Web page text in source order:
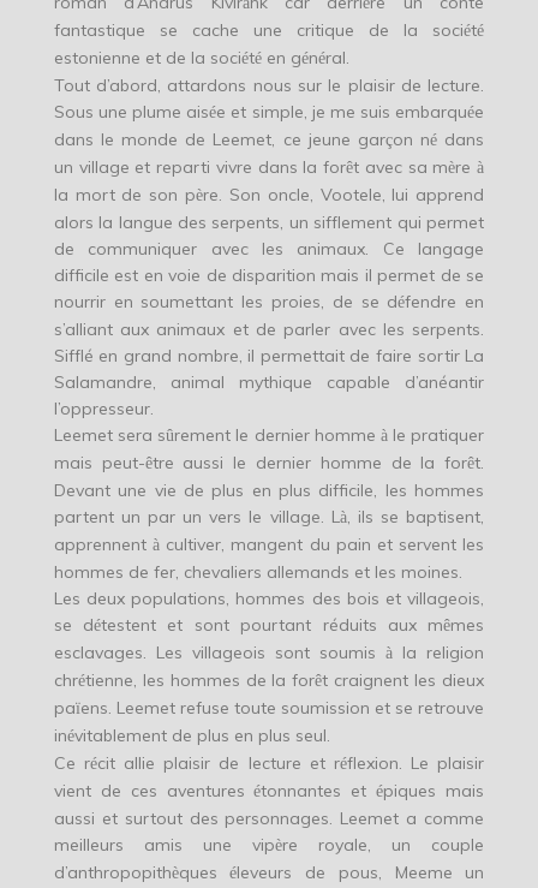
fantastique se cache une critique de la société
estonienne et de la sociétéen général.
Tout d’abord, attardons nous sur le plaisir de lecture.
Sous une plume aisée et simple, je me suis embarquée
dans le monde de Leemet, ce jeune garçon né dans
un village et reparti vivre dans la forêt avec sa mèreà
la mort de son père. Son oncle, Vootele, lui apprend
alors la langue des serpents, un sifflement qui permet
de communiquer avec les animaux. Ce langage
difficile est en voie de disparition mais il permet de se
nourrir en soumettant les proies, de se défendre en
s’alliant aux animaux et de parler avec les serpents.
Sifflé en grand nombre, il permettait de faire sortir La
Salamandre, animal mythique capable d’anéantir
l’oppresseur.
Leemet sera sûrement le dernier homme àle pratiquer
mais peut-être aussi le dernier homme de la forêt.
Devant une vie de plus en plus difficile, les hommes
partent un par un vers le village. Là, ils se baptisent,
apprennent àcultiver, mangent du pain et servent les
hommes de fer, chevaliers allemands et les moines.
Les deux populations, hommes des bois et villageois,
se détestent et sont pourtant réduits aux mêmes
esclavages. Les villageois sont soumisà la religion
chrétienne, les hommes de la forêt craignent les dieux
païens. Leemet refuse toute soumission et se retrouve
inévitablement de plus en plus seul.
Ce récit allie plaisir de lecture et réflexion. Le plaisir
vient de ces aventuresétonnantes etépiques mais
aussi et surtout des personnages. Leemet a comme
meilleurs amis une vipère royale, un couple
d’anthropopithèqueséleveurs de pous, Meeme un